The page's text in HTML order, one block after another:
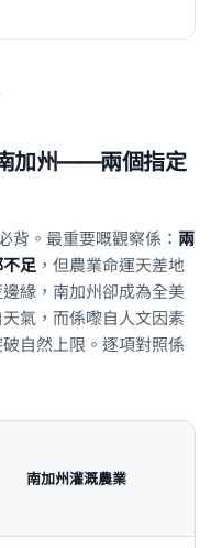
加州——兩個指定
背。最重要嘅觀察係： 兩
足 ，但農業命運天差地
緣，南加州卻成為全美
氣，而係嚟自人文因素
自然上限。逐項對照係
南加州灌溉農業